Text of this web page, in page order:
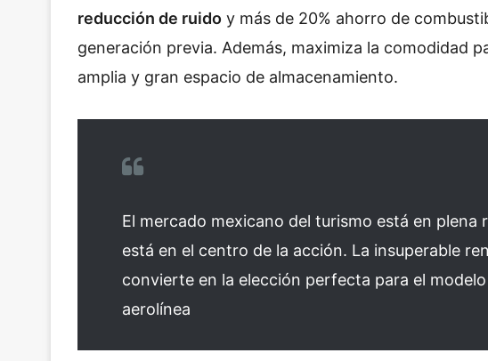
reducción de ruido y más de 20% ahorro de
generación previa. Además, maximiza la comodidad
amplia y gran espacio de almacenamiento.
El mercado mexicano del turismo está en plena
está en el centro de la acción. La insuperable
convierte en la elección perfecta para el
aerolínea